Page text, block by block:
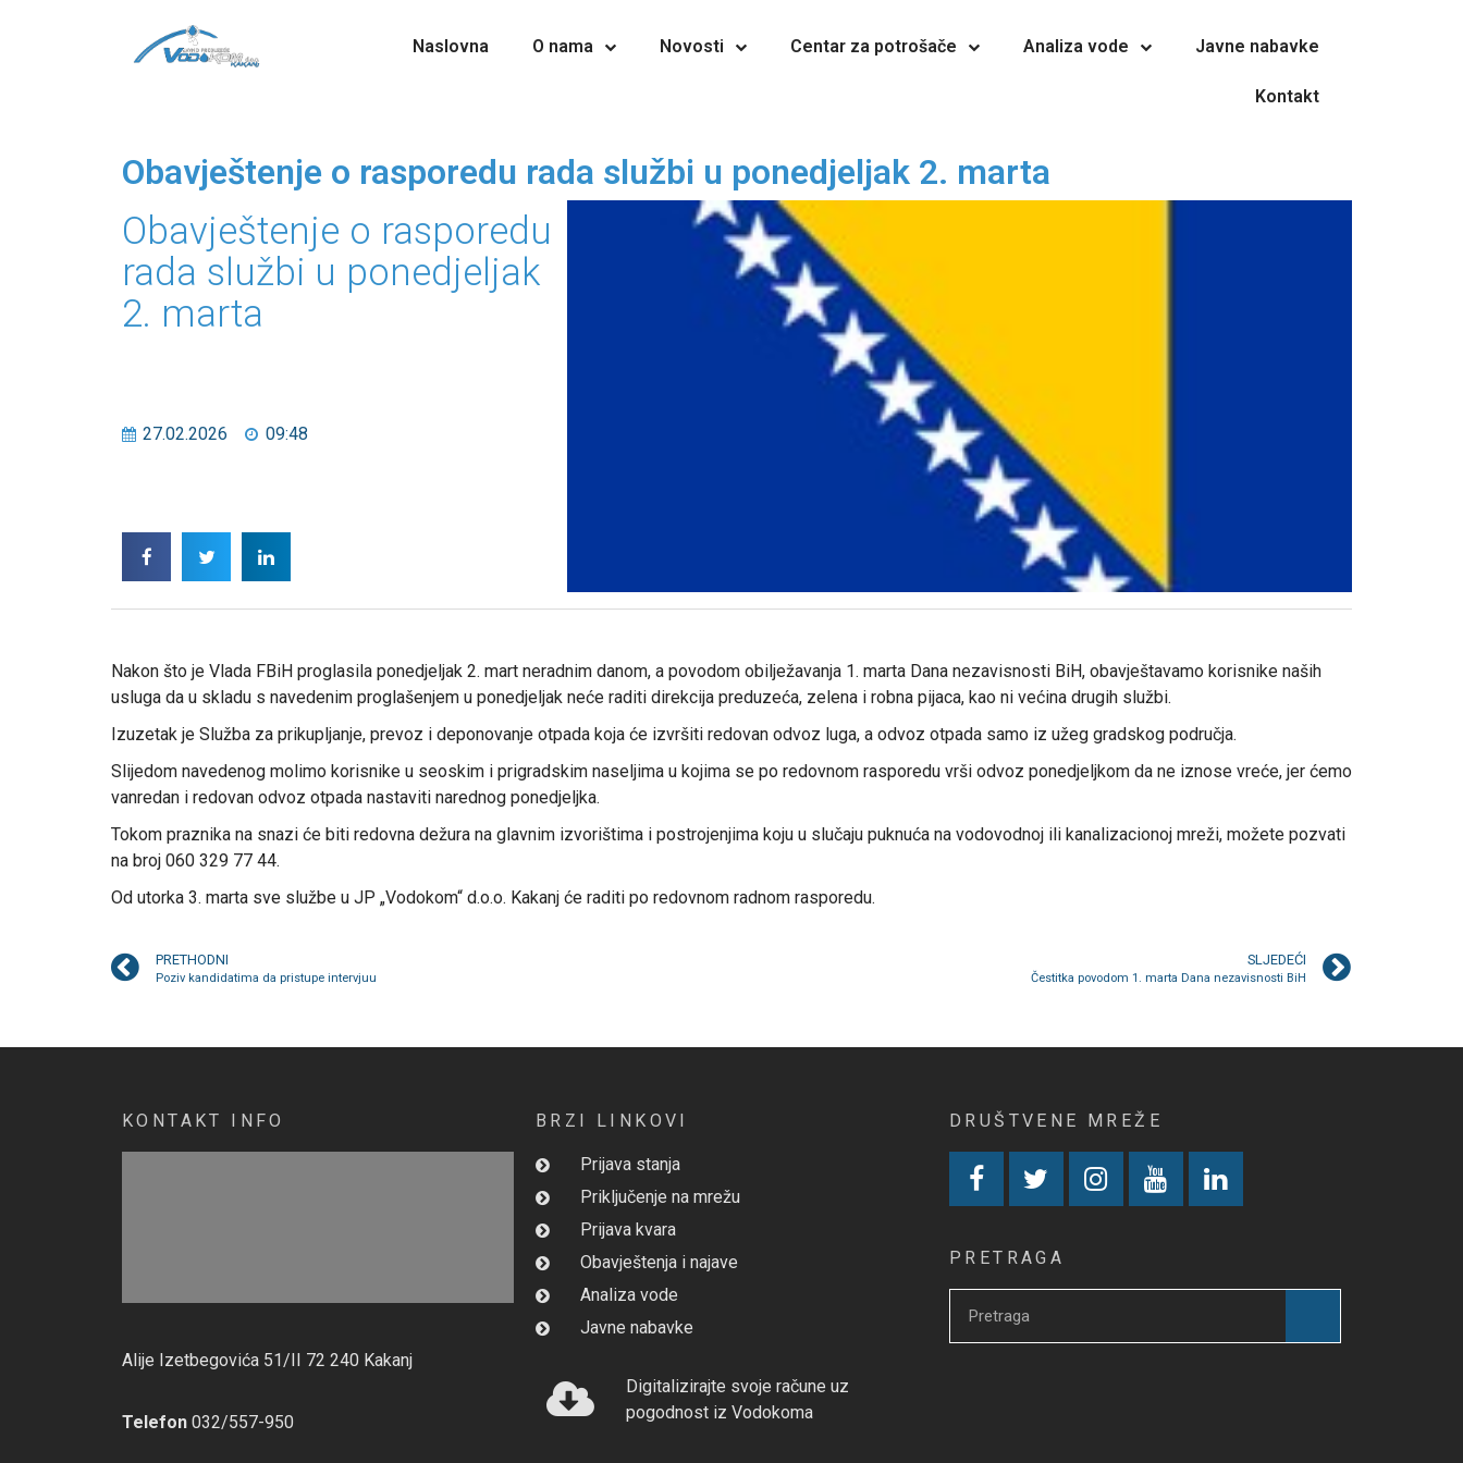
Naslovna O nama Novosti Centar za potrošače Analiza vode Javne nabavke
Kontakt
Obavještenje o rasporedu rada službi u ponedjeljak 2. marta
Obavještenje o rasporedu
rada službi u ponedjeljak
2. marta
27.02.2026 09:48
Nakon što je Vlada FBiH proglasila ponedjeljak 2. mart neradnim danom, a povodom obilježavanja 1. marta Dana nezavisnosti BiH, obavještavamo korisnike naših
usluga da u skladu s navedenim proglašenjem u ponedjeljak neće raditi direkcija preduzeća, zelena i robna pijaca, kao ni većina drugih službi.
Izuzetak je Služba za prikupljanje, prevoz i deponovanje otpada koja će izvršiti redovan odvoz luga, a odvoz otpada samo iz užeg gradskog područja.
Slijedom navedenog molimo korisnike u seoskim i prigradskim naseljima u kojima se po redovnom rasporedu vrši odvoz ponedjeljkom da ne iznose vreće, jer ćemo
vanredan i redovan odvoz otpada nastaviti narednog ponedjeljka.
Tokom praznika na snazi će biti redovna dežura na glavnim izvorištima i postrojenjima koju u slučaju puknuća na vodovodnoj ili kanalizacionoj mreži, možete pozvati
na broj 060 329 77 44.
Od utorka 3. marta sve službe u JP „Vodokom“ d.o.o. Kakanj će raditi po redovnom radnom rasporedu.
PRETHODNI
Poziv kandidatima da pristupe intervjuu
SLJEDEĆI
Čestitka povodom 1. marta Dana nezavisnosti BiH
KONTAKT INFO
Alije Izetbegovića 51/II 72 240 Kakanj
Telefon 032/557-950
BRZI LINKOVI
Prijava stanja
Priključenje na mrežu
Prijava kvara
Obavještenja i najave
Analiza vode
Javne nabavke
Digitalizirajte svoje račune uz
pogodnost iz Vodokoma
DRUŠTVENE MREŽE
PRETRAGA